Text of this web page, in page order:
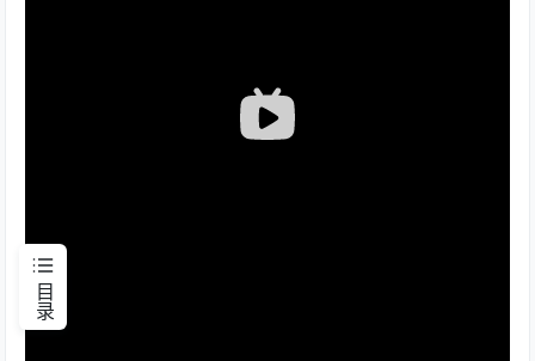
目录